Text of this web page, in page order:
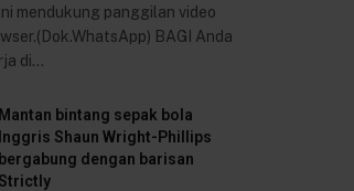
mendukung panggilan video
BAGI Anda
di…
Mantan bintang sepak bola
Inggris Shaun Wright-Phillips
bergabung dengan barisan
Strictly